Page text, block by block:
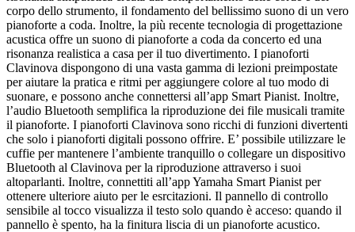
corpo dello strumento, il fondamento del bellissimo suono di un vero
pianoforte a coda. Inoltre, la più recente tecnologia di progettazione
acustica offre un suono di pianoforte a coda da concerto ed una
risonanza realistica a casa per il tuo divertimento. I pianoforti
Clavinova dispongono di una vasta gamma di lezioni preimpostate
per aiutare la pratica e ritmi per aggiungere colore al tuo modo di
suonare, e possono anche connettersi all’app Smart Pianist. Inoltre,
l’audio Bluetooth semplifica la riproduzione dei file musicali tramite
il pianoforte. I pianoforti Clavinova sono ricchi di funzioni divertenti
che solo i pianoforti digitali possono offrire. E’ possibile utilizzare le
cuffie per mantenere l’ambiente tranquillo o collegare un dispositivo
Bluetooth al Clavinova per la riproduzione attraverso i suoi
altoparlanti. Inoltre, connettiti all’app Yamaha Smart Pianist per
ottenere ulteriore aiuto per le esrcitazioni. Il pannello di controllo
sensibile al tocco visualizza il testo solo quando è acceso: quando il
pannello è spento, ha la finitura liscia di un pianoforte acustico.